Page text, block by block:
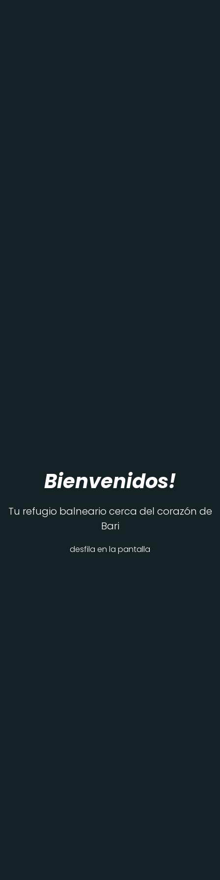
Bienvenidos!
Tu refugio balneario cerca del corazón de
Bari
desfila en la pantalla